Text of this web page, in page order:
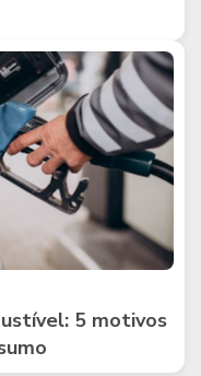
5 motivos